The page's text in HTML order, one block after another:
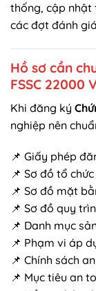
thống, cập nhật
các đợt đánh
Hồ sơ cần
FSSC 22000
Khi đăng ký
nghiệp nên
📌 Giấy phép
📌 Sơ đồ tổ
📌 Sơ đồ mặt
📌 Sơ đồ quy
📌 Danh mục
📌 Phạm vi áp
📌 Chính sách
📌 Mục tiêu an